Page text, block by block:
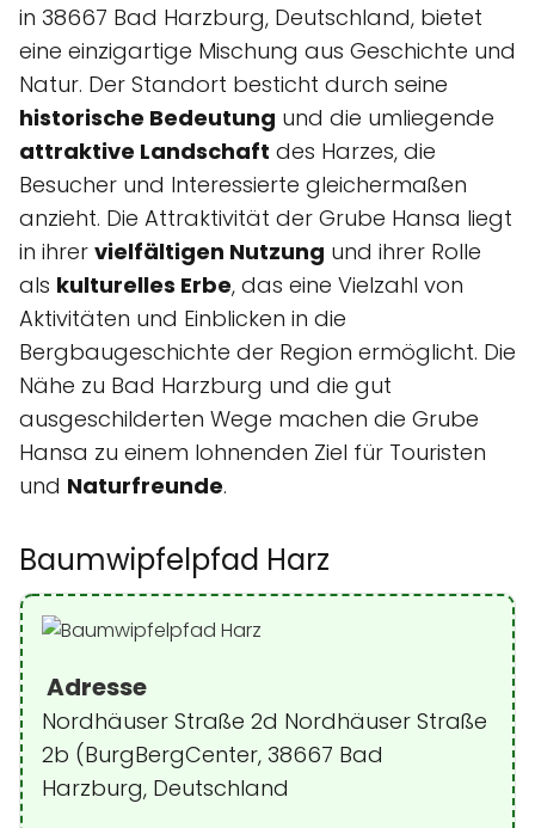
in 38667 Bad Harzburg, Deutschland, bietet
eine einzigartige Mischung aus Geschichte und
Natur. Der Standort besticht durch seine
historische Bedeutung und die umliegende
attraktive Landschaft des Harzes, die
Besucher und Interessierte gleichermaßen
anzieht. Die Attraktivität der Grube Hansa liegt
in ihrer vielfältigen Nutzung und ihrer Rolle
als kulturelles Erbe, das eine Vielzahl von
Aktivitäten und Einblicken in die
Bergbaugeschichte der Region ermöglicht. Die
Nähe zu Bad Harzburg und die gut
ausgeschilderten Wege machen die Grube
Hansa zu einem lohnenden Ziel für Touristen
und Naturfreunde.
Baumwipfelpfad Harz
Adresse
Nordhäuser Straße 2d Nordhäuser Straße
2b (BurgBergCenter, 38667 Bad
Harzburg, Deutschland